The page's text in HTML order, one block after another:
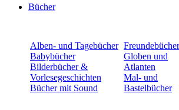
Bücher
Alben- und Tagebücher
Babybücher
Bilderbücher &
Vorlesegeschichten
Bücher mit Sound
Freundebücher
Globen und
Atlanten
Mal- und
Bastelbücher